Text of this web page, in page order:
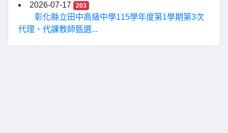
2026-07-17
203
彰化縣立田中高級中學115學年度第1學期第3次
代理、代課教師甄選...